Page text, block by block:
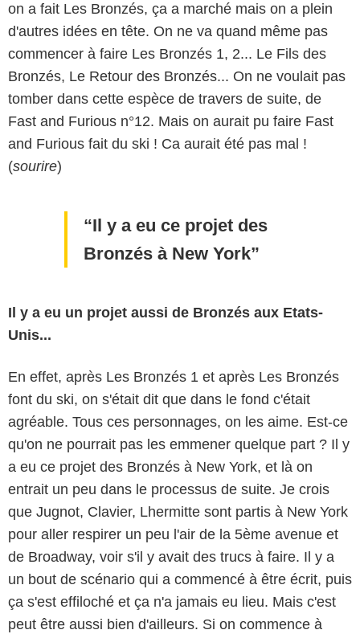
on a fait Les Bronzés, ça a marché mais on a plein
d'autres idées en tête. On ne va quand même pas
commencer à faire Les Bronzés 1, 2... Le Fils des
Bronzés, Le Retour des Bronzés... On ne voulait pas
tomber dans cette espèce de travers de suite, de
Fast and Furious n°12. Mais on aurait pu faire Fast
and Furious fait du ski ! Ca aurait été pas mal !
(sourire)
Il y a eu ce projet des
Bronzés à New York
Il y a eu un projet aussi de Bronzés aux Etats-
Unis...
En effet, après Les Bronzés 1 et après Les Bronzés
font du ski, on s'était dit que dans le fond c'était
agréable. Tous ces personnages, on les aime. Est-ce
qu'on ne pourrait pas les emmener quelque part ? Il y
a eu ce projet des Bronzés à New York, et là on
entrait un peu dans le processus de suite. Je crois
que Jugnot, Clavier, Lhermitte sont partis à New York
pour aller respirer un peu l'air de la 5ème avenue et
de Broadway, voir s'il y avait des trucs à faire. Il y a
un bout de scénario qui a commencé à être écrit, puis
ça s'est effiloché et ça n'a jamais eu lieu. Mais c'est
peut être aussi bien d'ailleurs. Si on commence à